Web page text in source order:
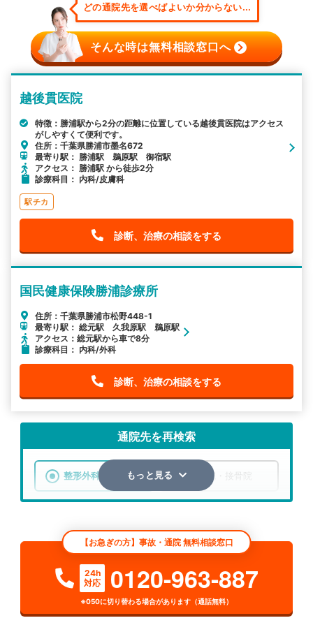
どの通院先を選べばよいか分からない...
そんな時は無料相談窓口へ
越後貫医院
特徴：勝浦駅から2分の距離に位置している越後貫医院はアクセス
がしやすくて便利です。
住所：千葉県勝浦市墨名672
最寄り駅： 勝浦駅 鵜原駅 御宿駅
アクセス： 勝浦駅 から徒歩2分
診療科目： 内科/皮膚科
駅チカ
診断、治療の相談をする
国民健康保険勝浦診療所
住所：千葉県勝浦市松野448-1
最寄り駅： 総元駅 久我原駅 鵜原駅
アクセス：総元駅から車で8分
診療科目： 内科/外科
診断、治療の相談をする
通院先を再検索
整形外科 整骨院・接骨院
検索する
詳細条件で絞り込む
その他の検索方法
もっと見る
【お急ぎの方】事故・通院 無料相談窓口
24h
対応
0120-963-887
※050に切り替わる場合があります（通話無料）